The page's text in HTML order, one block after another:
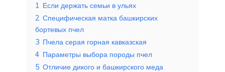
1 Если держать семьи в ульях
2 Специфическая матка башкирских
бортевых пчел
3 Пчела серая горная кавказская
4 Параметры выбора породы пчел
5 Отличие дикого и башкирского меда